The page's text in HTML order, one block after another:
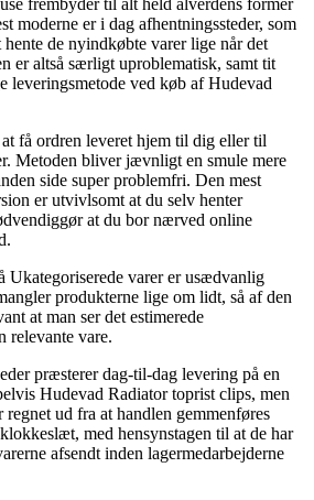
moderne er i dag afhentningssteder, som
de nyindkøbte varer lige når det
er altså særligt uproblematisk, samt tit
leveringsmetode ved køb af Hudevad
få ordren leveret hjem til dig eller til
Metoden bliver jævnligt en smule mere
side super problemfri. Den mest
er utvivlsomt at du selv henter
at du bor nærved online
Ukategoriserede varer er usædvanlig
produkterne lige om lidt, så af den
at man ser det estimerede
relevante vare.
præsterer dag-til-dag levering på en
Hudevad Radiator toprist clips, men
ud fra at handlen gemmenføres
med hensynstagen til at de har
afsendt inden lagermedarbejderne